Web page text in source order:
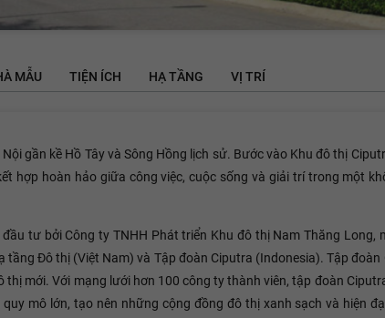
MẪU TIỆN ÍCH HẠ TẦNG VỊ TRÍ
gần kề Hồ Tây và Sông Hồng lịch sử. Bước vào Khu đô thị
hợp hoàn hảo giữa công việc, cuộc sống và giải trí trong một
tư bởi Công ty TNHH Phát triển Khu đô thị Nam Thăng Long,
tầng Đô thị (Việt Nam) và Tập đoàn Ciputra (Indonesia). Tập đoàn
mới. Với mạng lưới hơn 100 công ty thành viên, tập đoàn
mô lớn, tạo nên những cộng đồng đô thị xanh sạch và hiện